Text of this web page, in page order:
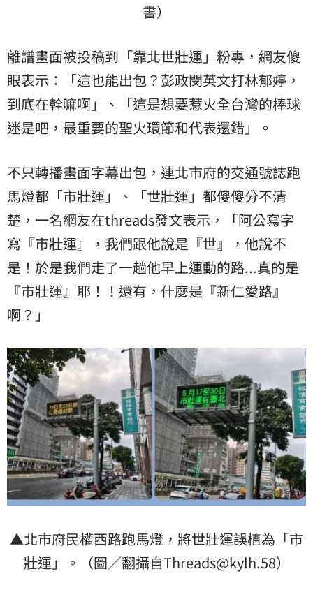
書）
離譜畫面被投稿到「靠北世壯運」粉專，網友傻
眼表示：「這也能出包？彭政閔英文打林郁婷，
到底在幹嘛啊」、「這是想要惹火全台灣的棒球
迷是吧，最重要的聖火環節和代表還錯」。
不只轉播畫面字幕出包，連北市府的交通號誌跑
馬燈都「市壯運」、「世壯運」都傻傻分不清
楚，一名網友在threads發文表示，「阿公寫字
寫『市壯運』，我們跟他說是『世』，他說不
是！於是我們走了一趟他早上運動的路...真的是
『市壯運』耶！！還有，什麼是『新仁愛路』
啊？」
▲北市府民權西路跑馬燈，將世壯運誤植為「市
壯運」。（圖／翻攝自Threads@kylh.58）